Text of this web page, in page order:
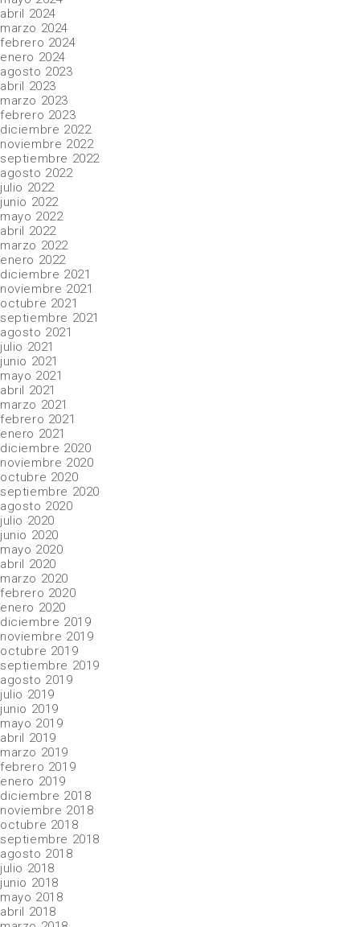
abril 2024
marzo 2024
febrero 2024
enero 2024
agosto 2023
abril 2023
marzo 2023
febrero 2023
diciembre 2022
noviembre 2022
septiembre 2022
agosto 2022
julio 2022
junio 2022
mayo 2022
abril 2022
marzo 2022
enero 2022
diciembre 2021
noviembre 2021
octubre 2021
septiembre 2021
agosto 2021
julio 2021
junio 2021
mayo 2021
abril 2021
marzo 2021
febrero 2021
enero 2021
diciembre 2020
noviembre 2020
octubre 2020
septiembre 2020
agosto 2020
julio 2020
junio 2020
mayo 2020
abril 2020
marzo 2020
febrero 2020
enero 2020
diciembre 2019
noviembre 2019
octubre 2019
septiembre 2019
agosto 2019
julio 2019
junio 2019
mayo 2019
abril 2019
marzo 2019
febrero 2019
enero 2019
diciembre 2018
noviembre 2018
octubre 2018
septiembre 2018
agosto 2018
julio 2018
junio 2018
mayo 2018
abril 2018